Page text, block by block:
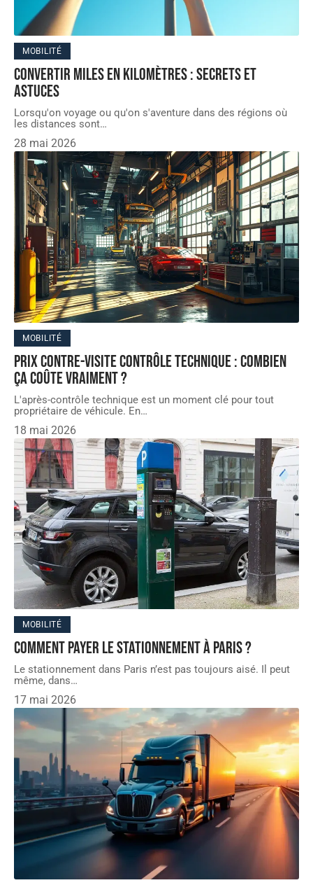
MOBILITÉ
Convertir miles en kilomètres : secrets et
astuces
Lorsqu'on voyage ou qu'on s'aventure dans des régions où
les distances sont…
28 mai 2026
MOBILITÉ
Prix contre-visite contrôle technique : combien
ça coûte vraiment ?
L'après-contrôle technique est un moment clé pour tout
propriétaire de véhicule. En…
18 mai 2026
MOBILITÉ
Comment payer le stationnement à Paris ?
Le stationnement dans Paris n’est pas toujours aisé. Il peut
même, dans…
17 mai 2026